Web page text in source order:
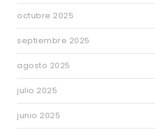
octubre 2025
septiembre 2025
agosto 2025
julio 2025
junio 2025